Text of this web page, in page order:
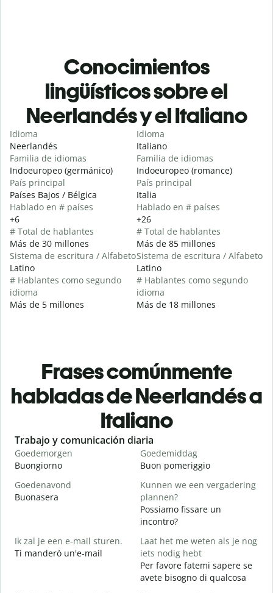
Conocimientos
lingüísticos sobre el
Neerlandés y el Italiano
Idioma
Neerlandés
Familia de idiomas
Indoeuropeo (germánico)
País principal
Países Bajos / Bélgica
Hablado en # países
+6
# Total de hablantes
Más de 30 millones
Sistema de escritura / Alfabeto
Latino
# Hablantes como segundo
idioma
Más de 5 millones
Idioma
Italiano
Familia de idiomas
Indoeuropeo (romance)
País principal
Italia
Hablado en # países
+26
# Total de hablantes
Más de 85 millones
Sistema de escritura / Alfabeto
Latino
# Hablantes como segundo
idioma
Más de 18 millones
Frases comúnmente
habladas de Neerlandés a
Italiano
Slide 1 of 6
Trabajo y comunicación diaria
Goedemorgen
Buongiorno
Goedemiddag
Buon pomeriggio
Goedenavond
Buonasera
Kunnen we een vergadering
plannen?
Possiamo fissare un
incontro?
Ik zal je een e-mail sturen.
Ti manderò un'e-mail
Laat het me weten als je nog
iets nodig hebt
Per favore fatemi sapere se
avete bisogno di qualcosa